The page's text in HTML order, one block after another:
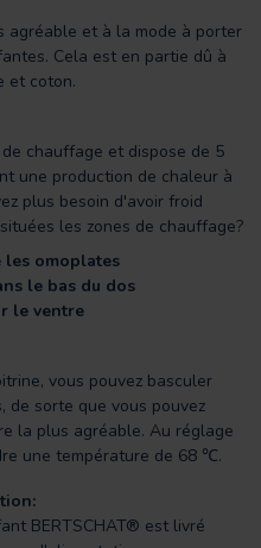
agréable et à la mode à porter
Cela est en partie dû à
et coton.
chauffage et dispose de 5
une production de chaleur à
plus besoin d'avoir froid
les zones de chauffage?
les omoplates
le bas du dos
le ventre
vous pouvez basculer
sorte que vous pouvez
la plus agréable. Au réglage
une température de 68 ℃.
BERTSCHAT® est livré